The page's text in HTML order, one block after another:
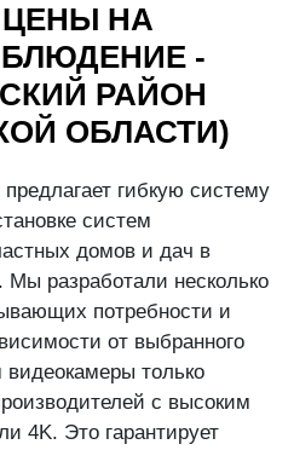
НА
-
РАЙОН
ОБЛАСТИ)
гибкую систему
систем
домов и дач в
разработали несколько
потребности и
от выбранного
только
с высоким
4K. Это гарантирует